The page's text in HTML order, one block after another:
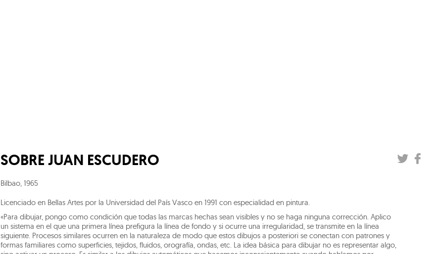
SOBRE JUAN ESCUDERO
Bilbao, 1965
Licenciado en Bellas Artes por la Universidad del País Vasco en 1991 con especialidad en pintura.
«Para dibujar, pongo como condición que todas las marcas hechas sean visibles y no se haga ninguna corrección. Aplico
un sistema en el que una primera línea prefigura la línea de fondo y si ocurre una irregularidad, se transmite en la línea
siguiente. Procesos similares ocurren en la naturaleza de modo que estos dibujos a posteriori se conectan con patrones y
formas familiares como superficies, tejidos, fluidos, orografía, ondas, etc. La idea básica para dibujar no es representar algo,